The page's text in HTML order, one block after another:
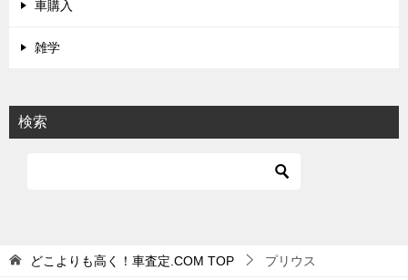
車購入
雑学
検索
どこよりも高く！車査定.COM TOP プリウス